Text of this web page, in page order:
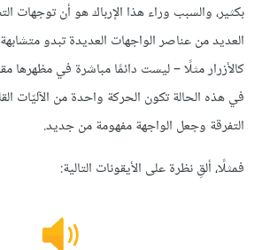
بكثير، والسبب وراء هذا الإرباك هو أن توجهات
العديد من عناصر الواجهات العديدة تبدو
كالأزرار مثلًا – ليست دائمًا مباشرة في مظهرها
في هذه الحالة تكون الحركة واحدة من الآليّات
التفرقة وجعل الواجهة مفهومة من جديد.
فمثلًا، ألقِ نظرة على الأيقونات التالية: